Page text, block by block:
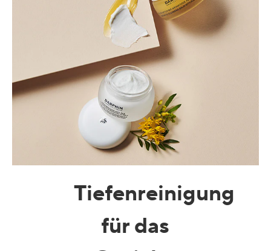
Tiefenreinigung
für das